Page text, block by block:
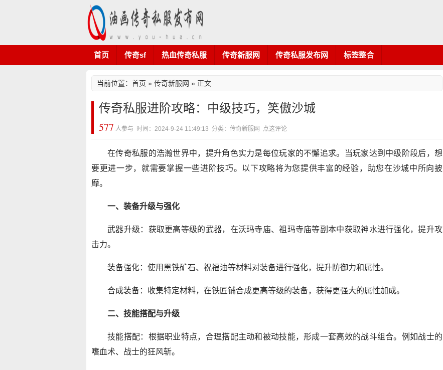
首页 传奇sf 热血传奇私服 传奇新服网 传奇私服发布网 标签整合
当前位置： 首页 » 传奇新服网 » 正文
传奇私服进阶攻略：中级技巧，笑傲沙城
577 人参与 时间：2024-9-24 11:49:13 分类：传奇新服网 点这评论
在传奇私服的浩瀚世界中，提升角色实力是每位玩家的不懈追求。当玩家达到中级阶段后，想
要更进一步，就需要掌握一些进阶技巧。以下攻略将为您提供丰富的经验，助您在沙城中所向披
靡。
一、装备升级与强化
武器升级：获取更高等级的武器，在沃玛寺庙、祖玛寺庙等副本中获取神水进行强化，提升攻
击力。
装备强化：使用黑铁矿石、祝福油等材料对装备进行强化，提升防御力和属性。
合成装备：收集特定材料，在铁匠铺合成更高等级的装备，获得更强大的属性加成。
二、技能搭配与升级
技能搭配：根据职业特点，合理搭配主动和被动技能，形成一套高效的战斗组合。例如战士的
嗜血术、战士的狂风斩。